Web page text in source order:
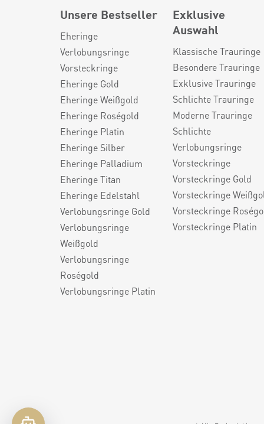
Unsere Bestseller
Eheringe
Verlobungsringe
Vorsteckringe
Eheringe Gold
Eheringe Weißgold
Eheringe Roségold
Eheringe Platin
Eheringe Silber
Eheringe Palladium
Eheringe Titan
Eheringe Edelstahl
Verlobungsringe Gold
Verlobungsringe
Weißgold
Verlobungsringe
Roségold
Verlobungsringe Platin
Exklusive
Auswahl
Klassische Trauringe
Besondere Trauringe
Exklusive Trauringe
Schlichte Trauringe
Moderne Trauringe
Schlichte
Verlobungsringe
Vorsteckringe
Vorsteckringe Gold
Vorsteckringe
Vorsteckringe
Vorsteckringe Platin